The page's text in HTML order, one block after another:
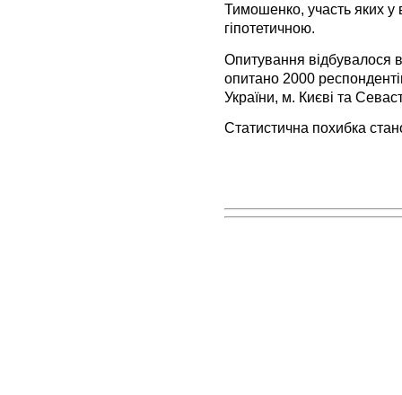
Тимошенко, участь яких у
гіпотетичною.
Опитування відбувалося
опитано 2000
України, м. Києві та
Статистична похибка